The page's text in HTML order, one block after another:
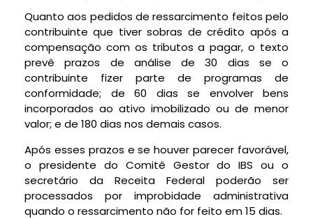
Quanto aos pedidos de ressarcimento feitos pelo
contribuinte que tiver sobras de crédito após a
compensação com os tributos a pagar, o texto
prevê prazos de análise de 30 dias se o
contribuinte fizer parte de programas de
conformidade; de 60 dias se envolver bens
incorporados ao ativo imobilizado ou de menor
valor; e de 180 dias nos demais casos.
Após esses prazos e se houver parecer favorável,
o presidente do Comitê Gestor do IBS ou o
secretário da Receita Federal poderão ser
processados por improbidade administrativa
quando o ressarcimento não for feito em 15 dias.